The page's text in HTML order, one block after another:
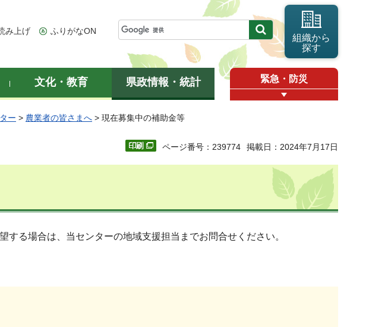
み上げ ふりがなON
組織から
探す
文化・教育 県政情報・統計 緊急・防災
ー > 農業者の皆さまへ > 現在募集中の補助金等
ページ番号：239774 掲載日：2024年7月17日
る場合は、当センターの地域支援担当までお問合せください。